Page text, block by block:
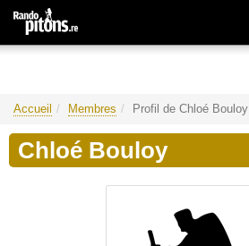
Accueil Membres Profil de Chloé Bouloy
Chloé Bouloy